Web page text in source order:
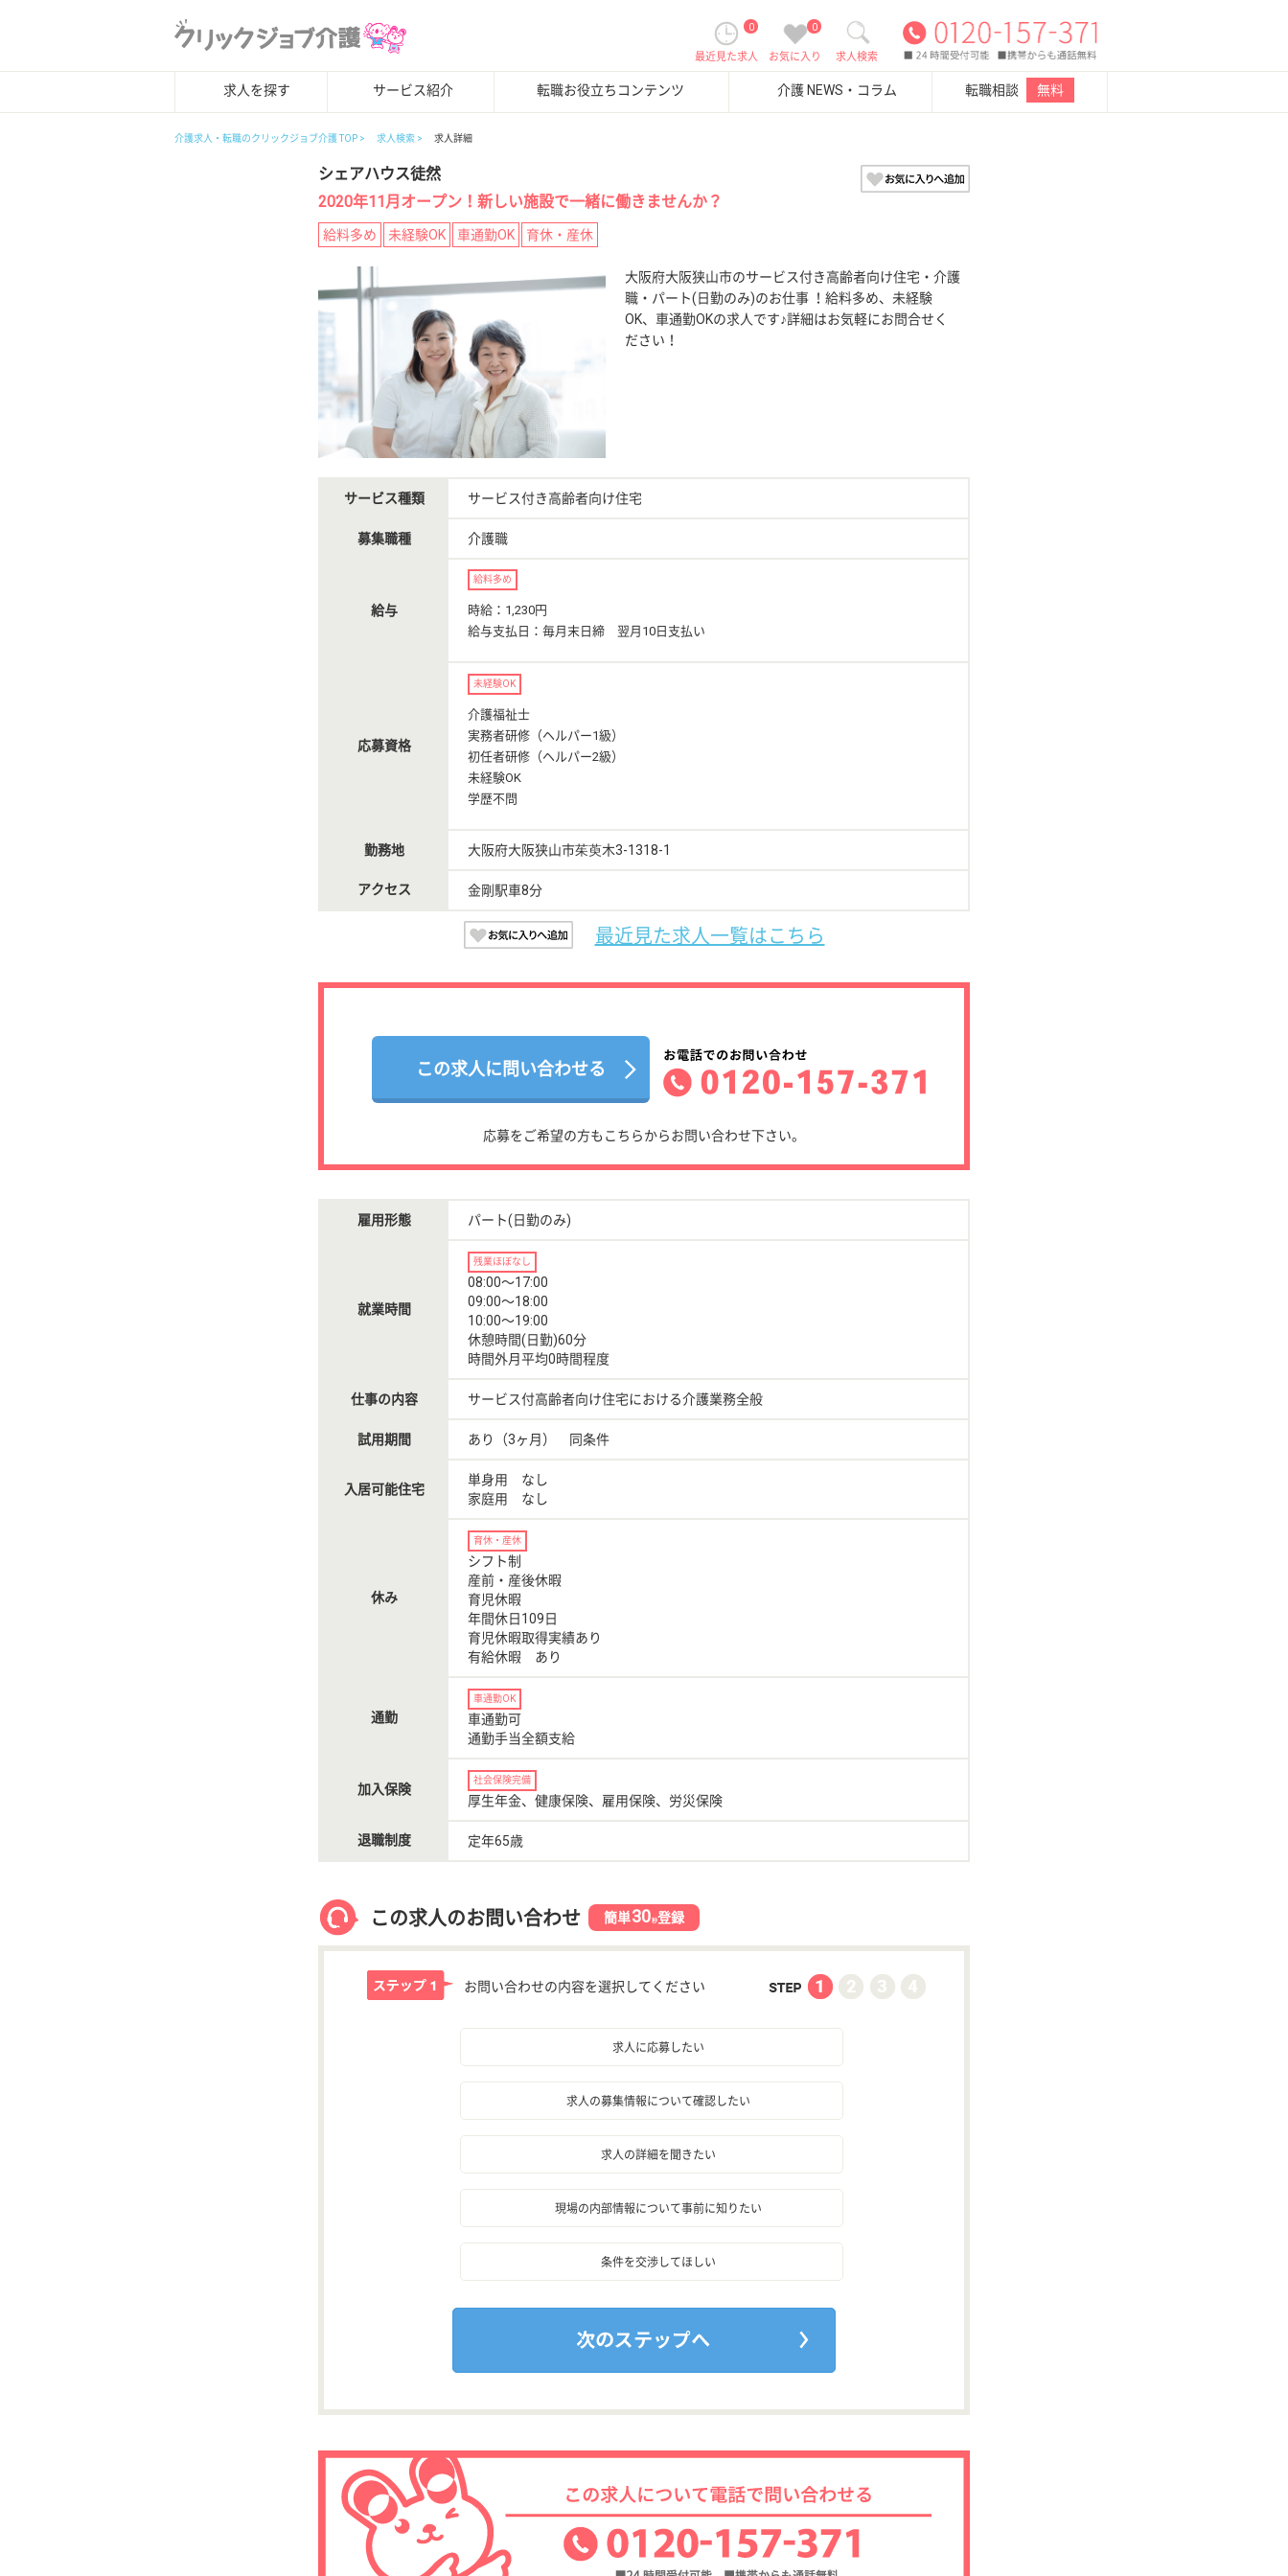
求人検索
0
お気に入り
0
最近見た求人
求人を探す サービス紹介 転職お役立ちコンテンツ 介護 NEWS・コラム 転職相談 無料
介護求人・転職のクリックジョブ介護 TOP 求人検索 求人詳細
シェアハウス徒然
2020年11月オープン！新しい施設で一緒に働きませんか？
給料多め 未経験OK 車通勤OK 育休・産休
大阪府大阪狭山市のサービス付き高齢者向け住宅・介護
職・パート(日勤のみ)のお仕事 ！給料多め、未経験
OK、車通勤OKの求人です♪詳細はお気軽にお問合せく
ださい！
サービス種類 サービス付き高齢者向け住宅
募集職種 介護職
給与
給料多め
時給：1,230円
給与支払日：毎月末日締 翌月10日支払い
応募資格
未経験OK
介護福祉士
実務者研修（ヘルパー1級）
初任者研修（ヘルパー2級）
未経験OK
学歴不問
勤務地 大阪府大阪狭山市茱萸木3-1318-1
アクセス 金剛駅車8分
最近見た求人一覧はこちら
この求人に問い合わせる
応募をご希望の方もこちらからお問い合わせ下さい。
雇用形態 パート(日勤のみ)
就業時間
残業ほぼなし
08:00〜17:00
09:00〜18:00
10:00〜19:00
休憩時間(日勤)60分
時間外月平均0時間程度
仕事の内容 サービス付高齢者向け住宅における介護業務全般
試用期間 あり（3ヶ月） 同条件
入居可能住宅
単身用 なし
家庭用 なし
休み
育休・産休
シフト制
産前・産後休暇
育児休暇
年間休日109日
育児休暇取得実績あり
有給休暇 あり
通勤
車通勤OK
車通勤可
通勤手当全額支給
加入保険
社会保険完備
厚生年金、健康保険、雇用保険、労災保険
退職制度 定年65歳
この求人のお問い合わせ 簡単30秒登録
お問い合わせの内容を選択してください
求人に応募したい
求人の募集情報について確認したい
求人の詳細を聞きたい
現場の内部情報について事前に知りたい
条件を交渉してほしい